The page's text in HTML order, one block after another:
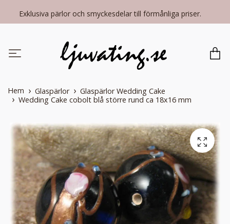
Exklusiva pärlor och smyckesdelar till förmånliga priser.
Hem Glaspärlor
Glaspärlor Wedding Cake
Wedding Cake cobolt blå större rund ca 18x16 mm